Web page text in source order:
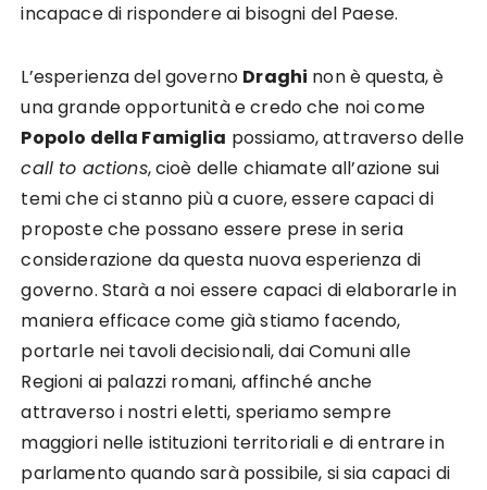
incapace di rispondere ai bisogni del Paese.
L’esperienza del governo Draghi non è questa, è
una grande opportunità e credo che noi come
Popolo della Famiglia possiamo, attraverso delle
call to actions, cioè delle chiamate all’azione sui
temi che ci stanno più a cuore, essere capaci di
proposte che possano essere prese in seria
considerazione da questa nuova esperienza di
governo. Starà a noi essere capaci di elaborarle in
maniera efficace come già stiamo facendo,
portarle nei tavoli decisionali, dai Comuni alle
Regioni ai palazzi romani, affinché anche
attraverso i nostri eletti, speriamo sempre
maggiori nelle istituzioni territoriali e di entrare in
parlamento quando sarà possibile, si sia capaci di